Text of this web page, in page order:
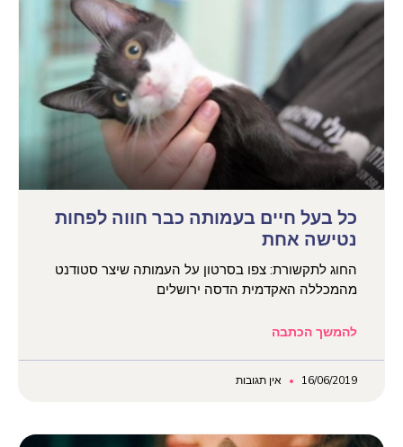
כל בעל חיים בעמותה כבר חווה לפחות
נטישה אחת
החוג לתקשורת: צפו בסרטון על העמותה שיצר סטודנט
מהמכללה האקדמית הדסה ירושלים
להמשך הכתבה
16/06/2019 אין תגובות